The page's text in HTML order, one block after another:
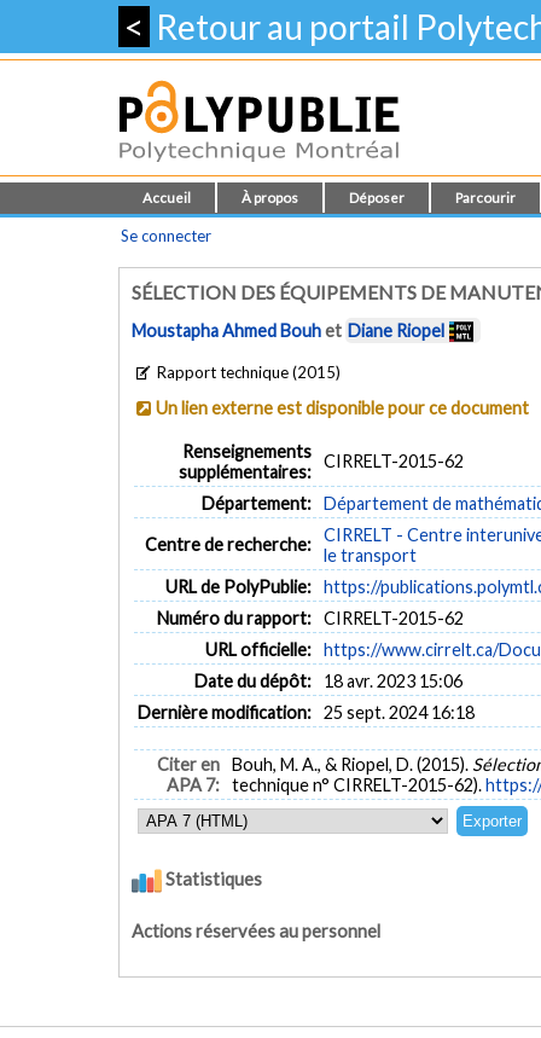
< Retour au portail
Accueil À propos Déposer Parcourir
Se connecter
SÉLECTION DES ÉQUIPEMENTS DE
Moustapha Ahmed Bouhet Diane Riopel
Rapport technique (2015)
Un lien externe est disponible pour ce document
Renseignements
supplémentaires:
CIRRELT-2015-62
Département: Département de
Centre de recherche: CIRRELT - Centre
le transport
URL de PolyPublie: https://
Numéro du rapport: CIRRELT-2015-62
URL officielle: https://www.cirrelt.ca/
Date du dépôt:
18 avr. 2023 15:06
Dernière modification: 25 sept. 2024 16:18
Citer en
APA 7:
Bouh, M. A., & Riopel, D. (2015).
technique n° CIRRELT-2015-62).
Statistiques
Actions réservées au personnel